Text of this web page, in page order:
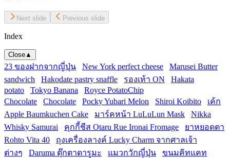
Next slide Previous slide
Index
Close▲
23 ของฝากจากญี่ปุ่น New York perfect cheese
Marusei Butter
sandwich
Hakodate pastry snaffle รองเท้า ON
Hakata
potato
Tokyo Banana
Royce PotatoChip
Chocolate
Chocolate Pocky Yubari Melon Shiroi Koibito
เค้ก
Apple Baumkuchen Cake
มาร์คหน้า LuLuLun Mask
Nikka
Whisky Samurai
คุกกี้ชีส Otaru Rue Ironai Fromage
ยาหยอดตา
Rohto Vita 40
ถุงเครื่องลางค์ Lucky Charm จากศาลเจ้า
ต่างๆ
Daruma ตุ๊กตาดารูมะ แมวกวักญี่ปุ่น
ขนมคิทแคท